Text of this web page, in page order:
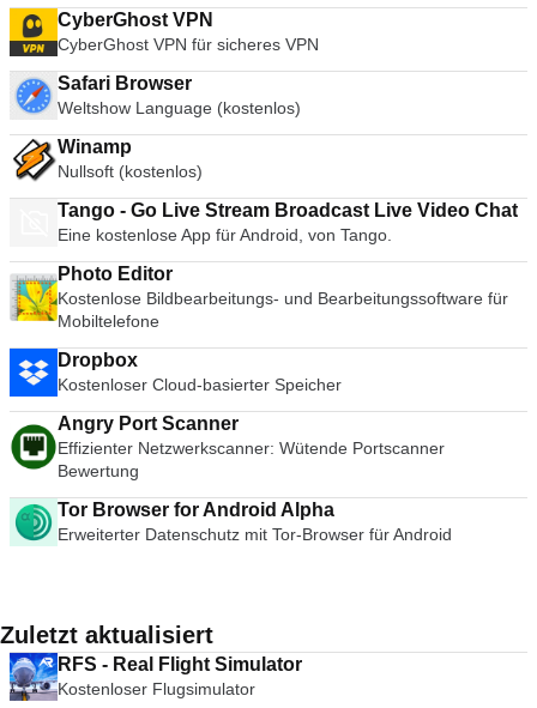
CyberGhost VPN
CyberGhost VPN für sicheres VPN
Safari Browser
Weltshow Language (kostenlos)
Winamp
Nullsoft (kostenlos)
Tango - Go Live Stream Broadcast Live Video Chat
Eine kostenlose App für Android, von Tango.
Photo Editor
Kostenlose Bildbearbeitungs- und Bearbeitungssoftware für
Mobiltelefone
Dropbox
Kostenloser Cloud-basierter Speicher
Angry Port Scanner
Effizienter Netzwerkscanner: Wütende Portscanner
Bewertung
Tor Browser for Android Alpha
Erweiterter Datenschutz mit Tor-Browser für Android
Zuletzt aktualisiert
RFS - Real Flight Simulator
Kostenloser Flugsimulator